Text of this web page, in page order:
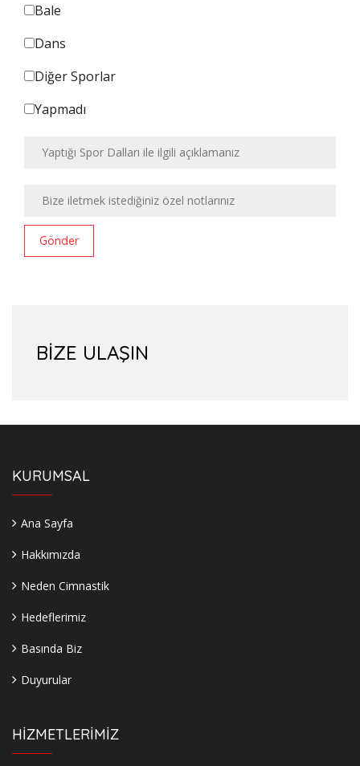
Bale
Dans
Diğer Sporlar
Yapmadı
Gönder
BİZE ULAŞIN
KURUMSAL
Ana Sayfa
Hakkımızda
Neden Cimnastik
Hedeflerimiz
Basında Biz
Duyurular
HİZMETLERİMİZ